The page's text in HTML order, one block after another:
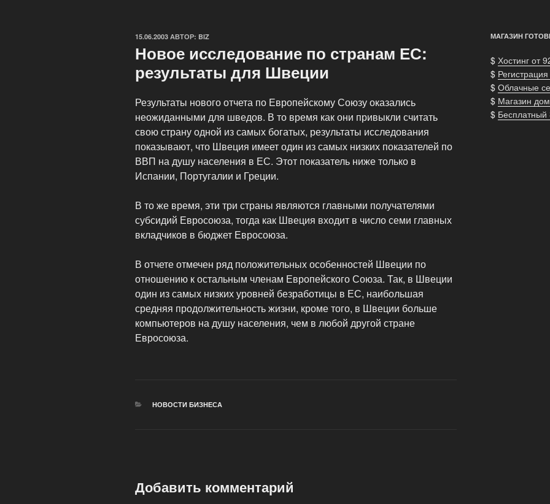
ОПУБЛИКОВАНО
15.06.2003 АВТОР: BIZ
Новое исследование по странам ЕС:
результаты для Швеции
Результаты нового отчета по Европейскому Союзу оказались
неожиданными для шведов. В то время как они привыкли считать
свою страну одной из самых богатых, результаты исследования
показывают, что Швеция имеет один из самых низких показателей по
ВВП на душу населения в ЕС. Этот показатель ниже только в
Испании, Португалии и Греции.
В то же время, эти три страны являются главными получателями
субсидий Евросоюза, тогда как Швеция входит в число семи главных
вкладчиков в бюджет Евросоюза.
В отчете отмечен ряд положительных особенностей Швеции по
отношению к остальным членам Европейского Союза. Так, в Швеции
один из самых низких уровней безработицы в ЕС, наибольшая
средняя продолжительность жизни, кроме того, в Швеции больше
компьютеров на душу населения, чем в любой другой стране
Евросоюза.
РУБРИКИ
НОВОСТИ БИЗНЕСА
Добавить комментарий
МАГАЗИН
$ Хостинг от
$
$ Облачные
$ Магазин
$ Бесплатный